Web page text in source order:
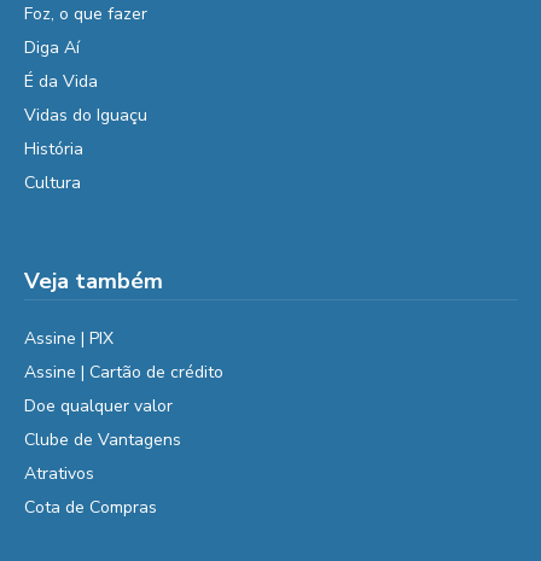
Foz, o que fazer
Diga Aí
É da Vida
Vidas do Iguaçu
História
Cultura
Veja também
Assine | PIX
Assine | Cartão de crédito
Doe qualquer valor
Clube de Vantagens
Atrativos
Cota de Compras